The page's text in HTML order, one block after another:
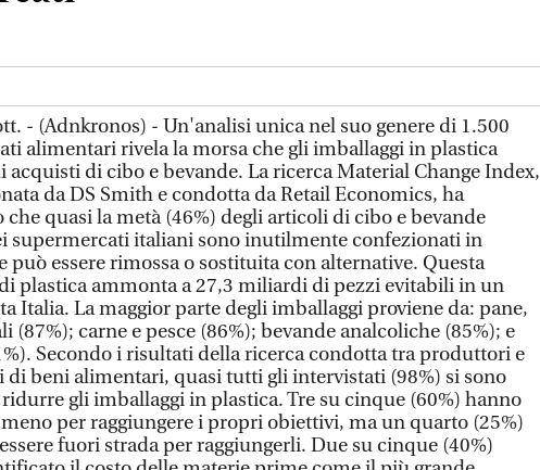
- (Adnkronos) - Un'analisi unica nel suo genere di 1.500
alimentari rivela la morsa che gli imballaggi in plastica
acquisti di cibo e bevande. La ricerca Material Change Index,
da DS Smith e condotta da Retail Economics, ha
quasi la metà (46%) degli articoli di cibo e bevande
supermercati italiani sono inutilmente confezionati in
può essere rimossa o sostituita con alternative. Questa
plastica ammonta a 27,3 miliardi di pezzi evitabili in un
Italia. La maggior parte degli imballaggi proviene da: pane,
(87%); carne e pesce (86%); bevande analcoliche (85%); e
Secondo i risultati della ricerca condotta tra produttori e
beni alimentari, quasi tutti gli intervistati (98%) si sono
gli imballaggi in plastica. Tre su cinque (60%) hanno
per raggiungere i propri obiettivi, ma un quarto (25%)
fuori strada per raggiungerli. Due su cinque (40%)